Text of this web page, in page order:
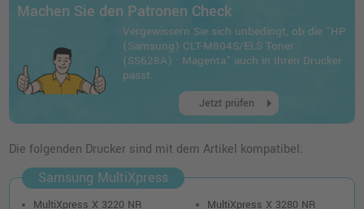
(SS586A) · Schwarz
o. MwSt. 47,89 €
56,99 €
Machen Sie den Patronen Check
Vergewissern Sie sich unbedingt, ob die "HP
(Samsung) CLT-M804S/ELS Toner
(SS628A) · Magenta" auch in Ihren Drucker
passt.
Jetzt prüfen arrow_right
Die folgenden Drucker sind mit dem Artikel kompatibel:
Samsung MultiXpress
MultiXpress X 3220 NR MultiXpress X 3280 NR